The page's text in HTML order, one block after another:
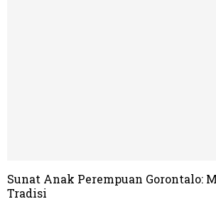
Sunat Anak Perempuan Gorontalo:
Tradisi